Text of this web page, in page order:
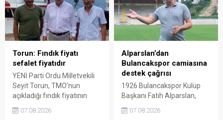
liralık fiyat teklifi
götürüldüğü iddiasını
gündeme getiren Sarı,
Giresun milletvekillerini açık
ve net bir cevap vermeye
çağırdı.
belirten Şenyürek, kararın
üreticiyi değil tekelleri
koruduğunu savundu.
Torun: Fındık fiyatı
sefalet fiyatıdır
YENİ Parti Ordu Milletvekili
Seyit Torun, TMO’nun
açıkladığı fındık fiyatının
karşılamadığını söyledi.
07.08.2026
Alparslan’dan
Bulancakspor camiasına
destek çağrısı
1926 Bulancakspor Kulüp
Başkanı Fatih Alparslan,
tesisleşmeden kurumsal
07.08.2026